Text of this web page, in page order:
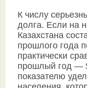
К числу
долга. Если на
Казахстана
прошлого года
практически
прошлый год —
показателю